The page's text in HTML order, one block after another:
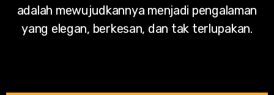
adalah mewujudkannya menjadi pengalaman
yang elegan, berkesan, dan tak terlupakan.